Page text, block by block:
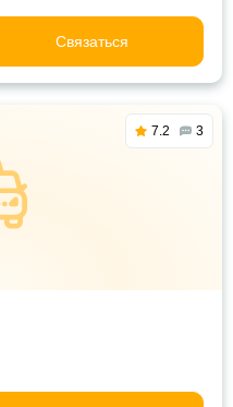
Связаться
7.2 3